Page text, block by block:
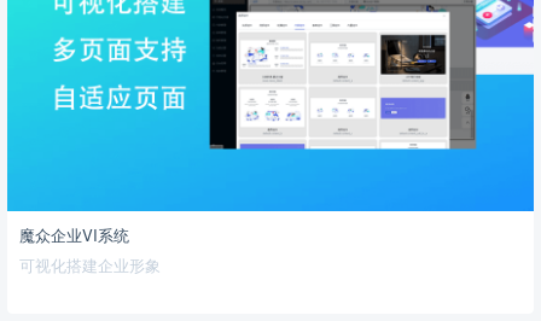
魔众企业VI系统
可视化搭建企业形象